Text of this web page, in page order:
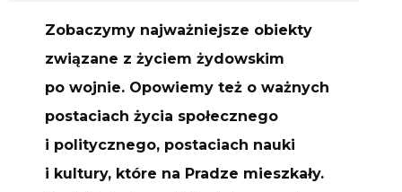
Zobaczymy najważniejsze obiekty
związane z życiem żydowskim
po wojnie. Opowiemy też o ważnych
postaciach życia społecznego
i politycznego, postaciach nauki
i kultury, które na Pradze mieszkały.